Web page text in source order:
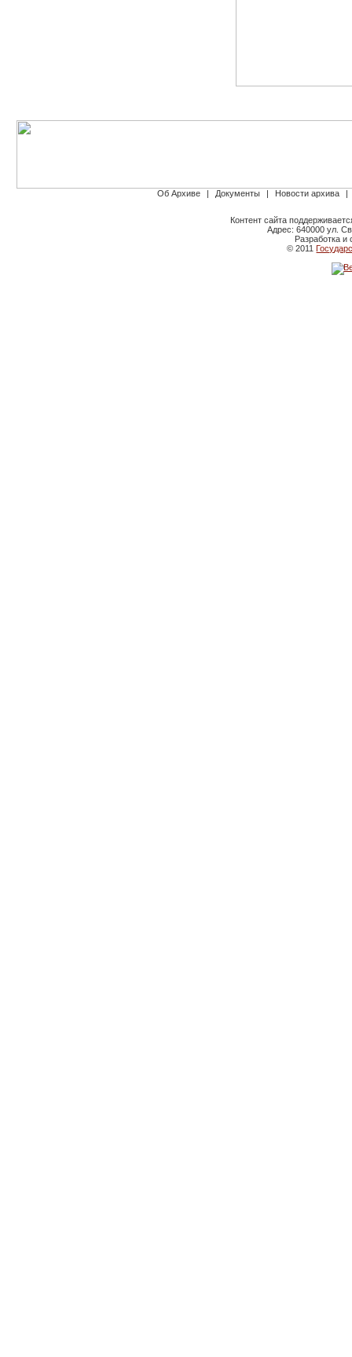
Об Архиве | Документы | Новости архива |
Контент сайта
Адрес: 640000 ул.
Разработка и
© 2011